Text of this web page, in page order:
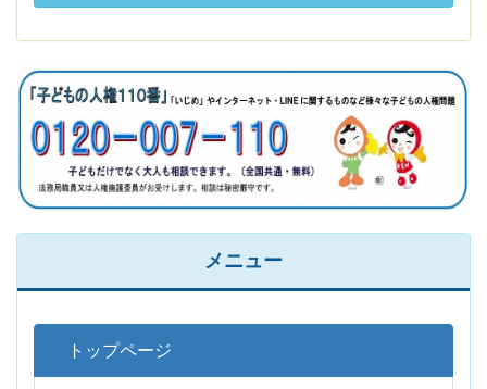
メニュー
トップページ